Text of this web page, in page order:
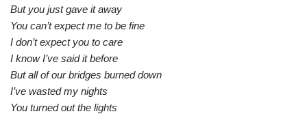
But you just gave it away
You can’t expect me to be fine
I don’t expect you to care
I know I’ve said it before
But all of our bridges burned down
I’ve wasted my nights
You turned out the lights